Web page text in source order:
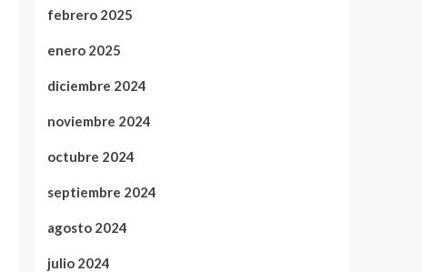
febrero 2025
enero 2025
diciembre 2024
noviembre 2024
octubre 2024
septiembre 2024
agosto 2024
julio 2024